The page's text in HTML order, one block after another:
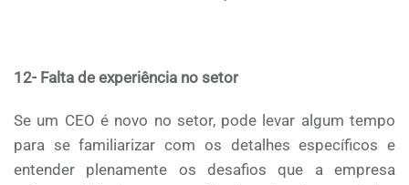
12- Falta de experiência no setor
Se um CEO é novo no setor, pode levar algum tempo
para se familiarizar com os detalhes específicos e
entender plenamente os desafios que a empresa